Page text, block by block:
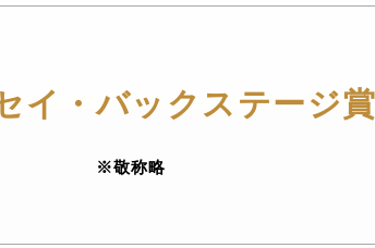
イ・バックステージ
※敬称略